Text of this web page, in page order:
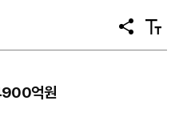
공
유
텍
스
억원